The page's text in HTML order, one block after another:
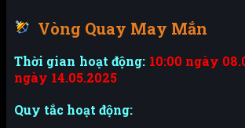
Vòng Quay May Mắn
Thời gian hoạt động: 10:00 ngày
ngày 14.05.2025
Quy tắc hoạt động: